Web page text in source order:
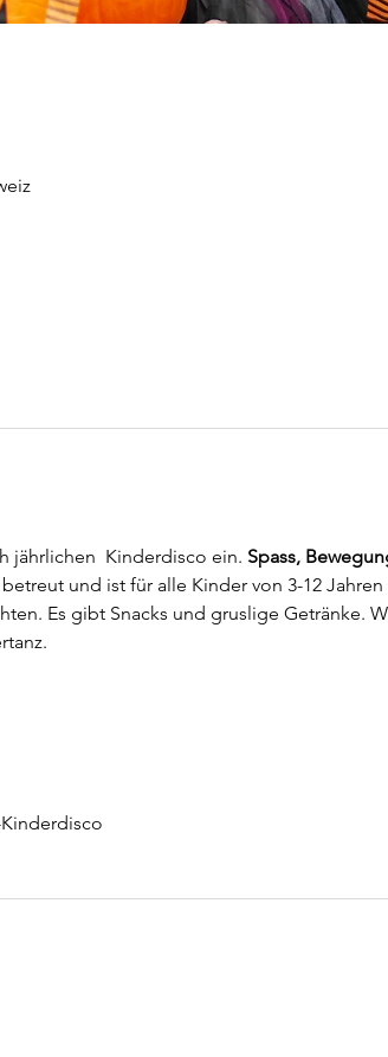
jährlichen  Kinderdisco ein. Spass,
und ist für alle Kinder von 3-12
Es gibt Snacks und gruslige Getränke.